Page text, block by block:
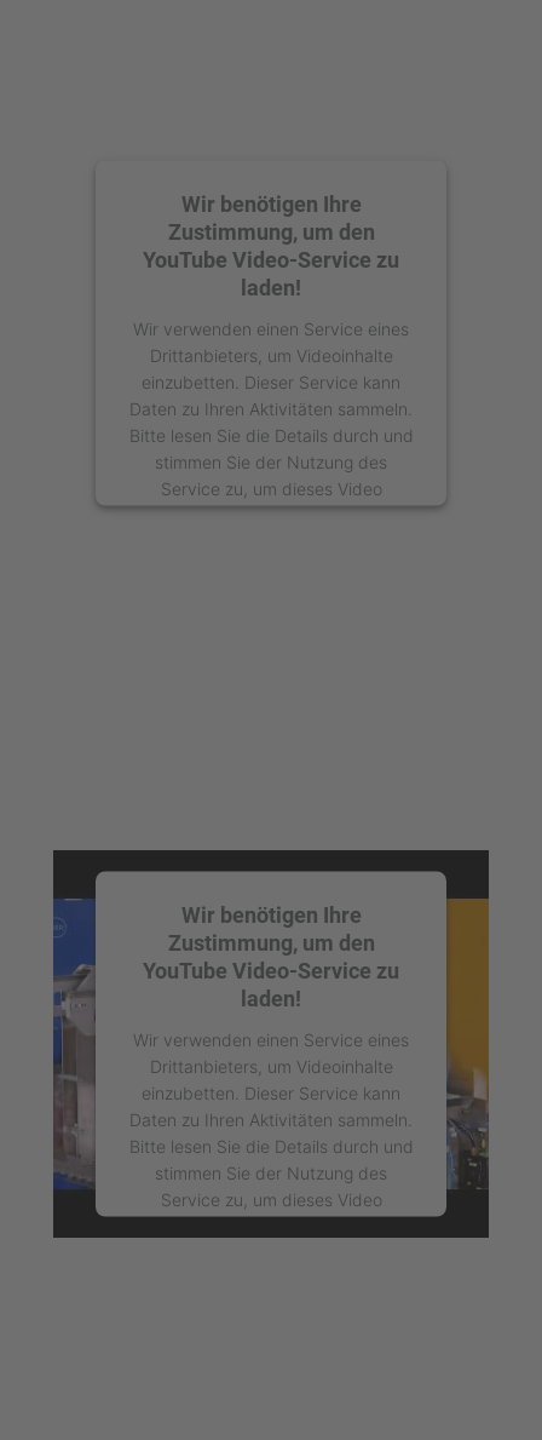
Wir benötigen Ihre
Zustimmung, um den
YouTube Video-Service zu
laden!
Wir verwenden einen Service eines
Drittanbieters, um Videoinhalte
einzubetten. Dieser Service kann
Daten zu Ihren Aktivitäten sammeln.
Bitte lesen Sie die Details durch und
stimmen Sie der Nutzung des
Service zu, um dieses Video
anzusehen.
Wir benötigen Ihre
Zustimmung, um den
YouTube Video-Service zu
laden!
Wir verwenden einen Service eines
Drittanbieters, um Videoinhalte
einzubetten. Dieser Service kann
Daten zu Ihren Aktivitäten sammeln.
Bitte lesen Sie die Details durch und
stimmen Sie der Nutzung des
Service zu, um dieses Video